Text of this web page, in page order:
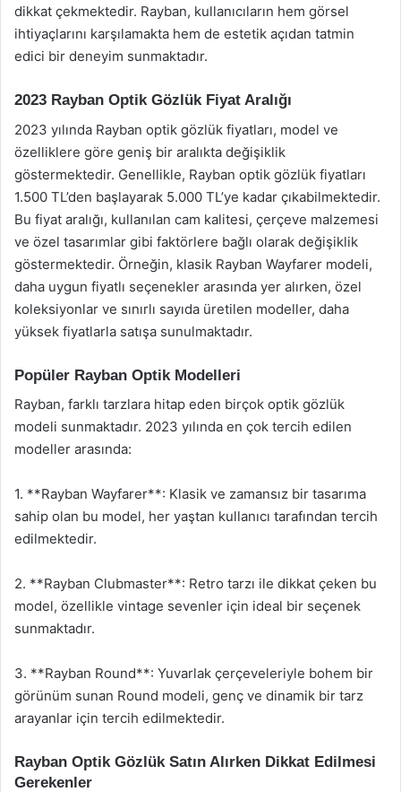
dikkat çekmektedir. Rayban, kullanıcıların hem görsel
ihtiyaçlarını karşılamakta hem de estetik açıdan tatmin
edici bir deneyim sunmaktadır.
2023 Rayban Optik Gözlük Fiyat Aralığı
2023 yılında Rayban optik gözlük fiyatları, model ve
özelliklere göre geniş bir aralıkta değişiklik
göstermektedir. Genellikle, Rayban optik gözlük fiyatları
1.500 TL’den başlayarak 5.000 TL’ye kadar çıkabilmektedir.
Bu fiyat aralığı, kullanılan cam kalitesi, çerçeve malzemesi
ve özel tasarımlar gibi faktörlere bağlı olarak değişiklik
göstermektedir. Örneğin, klasik Rayban Wayfarer modeli,
daha uygun fiyatlı seçenekler arasında yer alırken, özel
koleksiyonlar ve sınırlı sayıda üretilen modeller, daha
yüksek fiyatlarla satışa sunulmaktadır.
Popüler Rayban Optik Modelleri
Rayban, farklı tarzlara hitap eden birçok optik gözlük
modeli sunmaktadır. 2023 yılında en çok tercih edilen
modeller arasında:
1. **Rayban Wayfarer**: Klasik ve zamansız bir tasarıma
sahip olan bu model, her yaştan kullanıcı tarafından tercih
edilmektedir.
2. **Rayban Clubmaster**: Retro tarzı ile dikkat çeken bu
model, özellikle vintage sevenler için ideal bir seçenek
sunmaktadır.
3. **Rayban Round**: Yuvarlak çerçeveleriyle bohem bir
görünüm sunan Round modeli, genç ve dinamik bir tarz
arayanlar için tercih edilmektedir.
Rayban Optik Gözlük Satın Alırken Dikkat Edilmesi
Gerekenler